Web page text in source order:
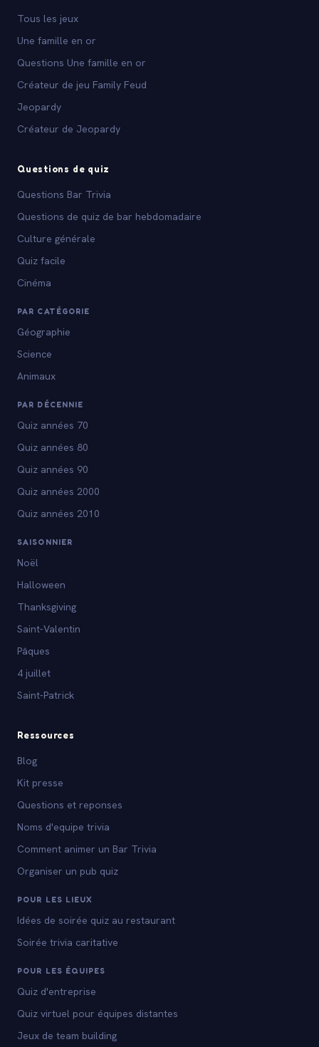
Tous les jeux
Une famille en or
Questions Une famille en or
Créateur de jeu Family Feud
Jeopardy
Créateur de Jeopardy
Questions de quiz
Questions Bar Trivia
Questions de quiz de bar hebdomadaire
Culture générale
Quiz facile
Cinéma
PAR CATÉGORIE
Géographie
Science
Animaux
PAR DÉCENNIE
Quiz années 70
Quiz années 80
Quiz années 90
Quiz années 2000
Quiz années 2010
SAISONNIER
Noël
Halloween
Thanksgiving
Saint-Valentin
Pâques
4 juillet
Saint-Patrick
Ressources
Blog
Kit presse
Questions et reponses
Noms d'equipe trivia
Comment animer un Bar Trivia
Organiser un pub quiz
POUR LES LIEUX
Idées de soirée quiz au restaurant
Soirée trivia caritative
POUR LES ÉQUIPES
Quiz d'entreprise
Quiz virtuel pour équipes distantes
Jeux de team building